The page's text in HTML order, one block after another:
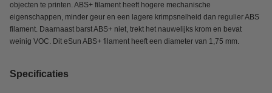
objecten te printen. ABS+ filament heeft hogere mechanische
eigenschappen, minder geur en een lagere krimpsnelheid dan regulier ABS
filament. Daarnaast barst ABS+ niet, trekt het nauwelijks krom en bevat
weinig VOC. Dit eSun ABS+ filament heeft een diameter van 1,75 mm.
Specificaties